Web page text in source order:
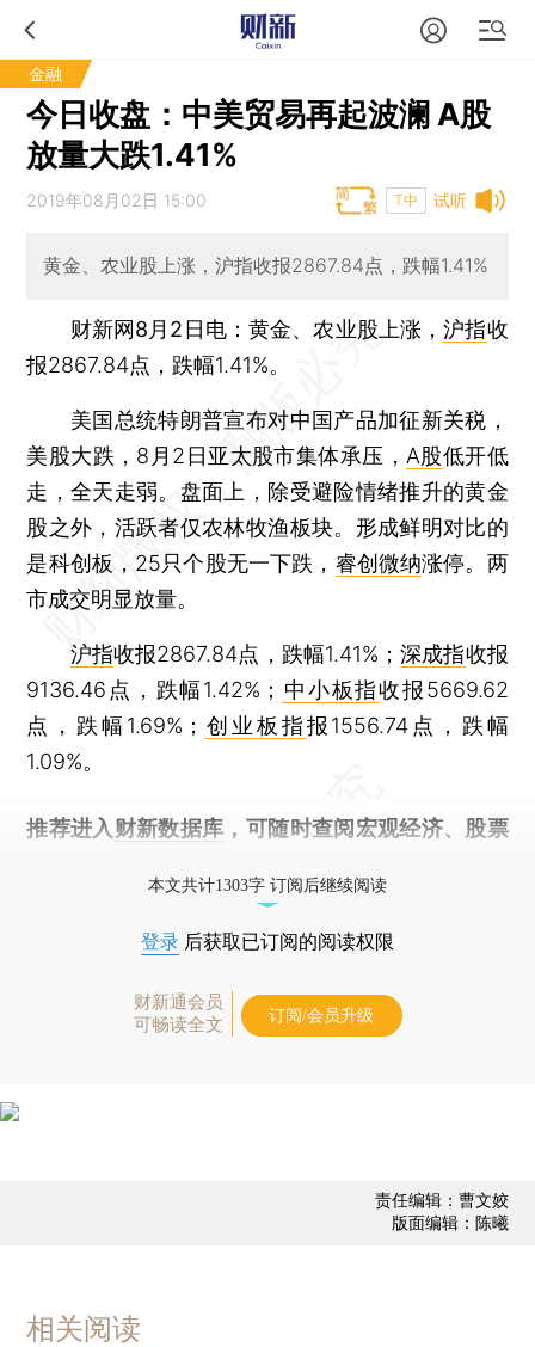
金融
今日收盘：中美贸易再起波澜 A股
放量大跌1.41%
试听
2019年08月02日 15:00 T中
黄金、农业股上涨，沪指收报2867.84点，跌幅1.41%
财新网8月2日电：黄金、农业股上涨，沪指收
报2867.84点，跌幅1.41%。
美国总统特朗普宣布对中国产品加征新关税，
美股大跌，8月2日亚太股市集体承压， A股低开低
走，全天走弱。盘面上，除受避险情绪推升的黄金
股之外，活跃者仅农林牧渔板块。形成鲜明对比的
是科创板，25只个股无一下跌， 睿创微纳涨停。两
市成交明显放量。
沪指收报2867.84点，跌幅1.41%； 深成指收报
9136.46点，跌幅1.42%； 中小板指收报5669.62
点，跌幅1.69%； 创业板指报1556.74点，跌幅
1.09%。
推荐进入 财新数据库 ，可随时查阅宏观经济、股票
本文共计1303字 订阅后继续阅读
登录 后获取已订阅的阅读权限
财新通会员
可畅读全文
订阅/会员升级
责任编辑：曹文姣
版面编辑：陈曦
相关阅读